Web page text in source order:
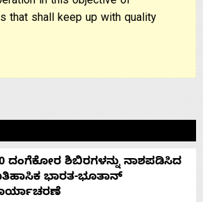
that shall keep up with quality
ದಂಗೆಕೋರ ಶಿಬಿರಗಳನ್ನು ನಾಶಪಡಿಸಿದ
ಭಾರತ-ಭೂತಾನ್